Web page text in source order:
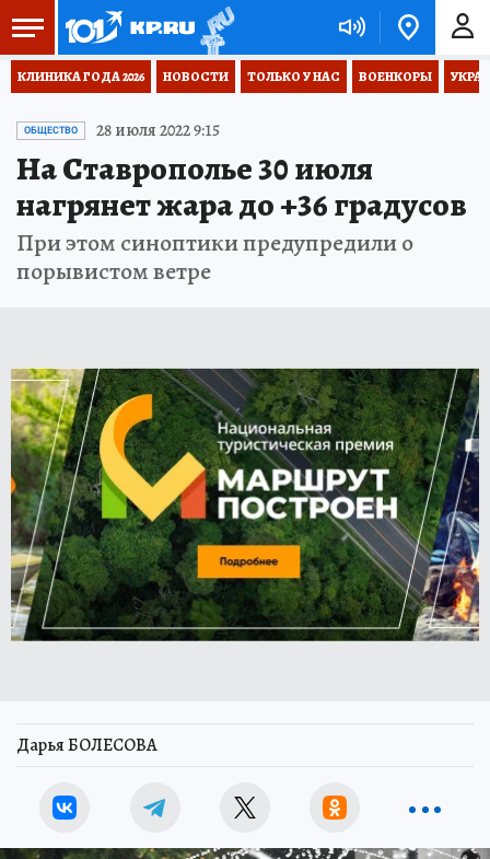
КЛИНИКА ГОДА 2026 НОВОСТИ ТОЛЬКО У НАС ВОЕНКОРЫ
ОБЩЕСТВО 28 июля 2022 9:15
На Ставрополье 30 июля
нагрянет жара до +36 градусов
При этом синоптики предупредили о
порывистом ветре
Дарья БОЛЕСОВА